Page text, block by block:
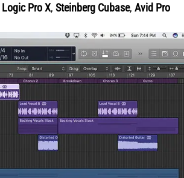
Logic Pro X, Steinberg Cubase, Avid Pro